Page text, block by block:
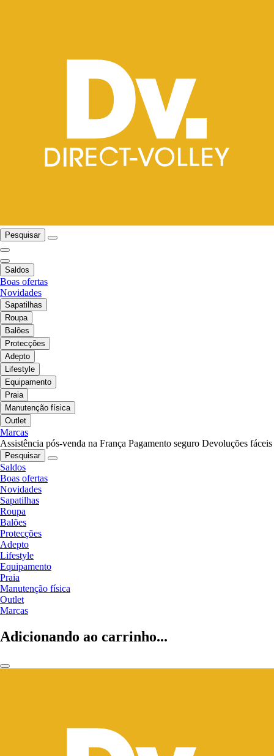
Pesquisar
Saldos
Boas ofertas
Novidades
Sapatilhas
Roupa
Balões
Protecções
Adepto
Lifestyle
Equipamento
Praia
Manutenção física
Outlet
Marcas
Assistência pós-venda na França Pagamento seguro Devoluções fáceis
Pesquisar
Saldos
Boas ofertas
Novidades
Sapatilhas
Roupa
Balões
Protecções
Adepto
Lifestyle
Equipamento
Praia
Manutenção física
Outlet
Marcas
Adicionando ao carrinho...